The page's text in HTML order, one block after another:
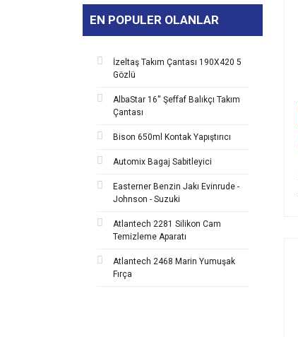
EN POPULER OLANLAR
İzeltaş Takım Çantası 190X420 5
Gözlü
AlbaStar 16'' Şeffaf Balıkçı Takım
Çantası
Bison 650ml Kontak Yapıştırıcı
Automix Bagaj Sabitleyici
Easterner Benzin Jakı Evinrude -
Johnson - Suzuki
Atlantech 2281 Silikon Cam
Temizleme Aparatı
Atlantech 2468 Marin Yumuşak
Fırça